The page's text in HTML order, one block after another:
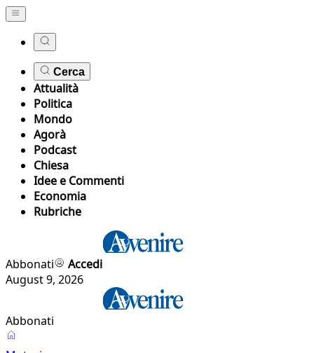
Cerca
Attualità
Politica
Mondo
Agorà
Podcast
Chiesa
Idee e Commenti
Economia
Rubriche
Abbonati
Accedi
August 9, 2026
Abbonati